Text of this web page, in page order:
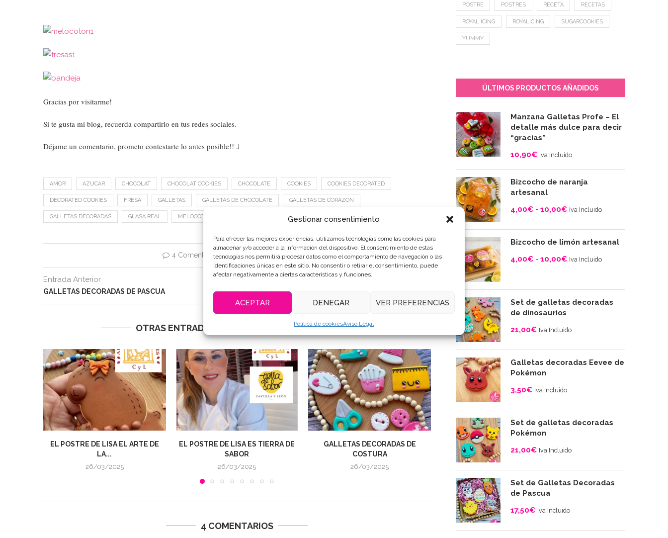
Gestionar consentimiento
Para ofrecer las mejores experiencias, utilizamos tecnologías como las cookies para
almacenar y/o acceder a la información del dispositivo. El consentimiento de estas
tecnologías nos permitirá procesar datos como el comportamiento de navegación o las
identificaciones únicas en este sitio. No consentir o retirar el consentimiento, puede
afectar negativamente a ciertas características y funciones.
ACEPTAR DENEGAR VER PREFERENCIAS
Política de cookiesAviso Legal
Gracias por visitarme!
Si te gusta mi blog, recuerda compartirlo en tus redes sociales.
Déjame un comentario, prometo contestarte lo antes posible!! J
AMOR AZUCAR CHOCOLAT CHOCOLAT COOKIES CHOCOLATE COOKIES COOKIES DECORATED
DECORATED COOKIES FRESA GALLETAS GALLETAS DE CHOCOLATE GALLETAS DE CORAZON
GALLETAS DECORADAS GLASA REAL MELOCOTON YUMMY
4 Comentarios 0
Entrada Anterior
GALLETAS DECORADAS DE PASCUA
Entrada Siguiente
OTRAS ENTRADAS QUE TE PUEDEN INTERESAR
EL POSTRE DE LISA EL ARTE DE
LA...
26/03/2025
EL POSTRE DE LISA ES TIERRA DE
SABOR
26/03/2025
GALLETAS DECORADAS DE
COSTURA
26/03/2025
QUESADA DE LISA: UNA DELICIOSA
RECETA CASERA PARA...
4 COMENTARIOS
POSTRE POSTRES RECETA RECETAS
ROYAL ICING ROYALICING SUGARCOOKIES
YUMMY
ÚLTIMOS PRODUCTOS AÑADIDOS
Manzana Galletas Profe – El
detalle más dulce para decir
“gracias”
10,90€ Iva Incluido
Bizcocho de naranja
artesanal
4,00€ - 10,00€
Rango
precios:
desde
4,00€
hasta
10,00€
Iva Incluido
Bizcocho de limón artesanal
4,00€ - 10,00€
Rango
precios:
desde
4,00€
hasta
Iva Incluido
Set de galletas decoradas
de dinosaurios
21,00€ Iva Incluido
Galletas decoradas Eevee de
Pokémon
3,50€ Iva Incluido
Set de galletas decoradas
Pokémon
21,00€ Iva Incluido
Set de Galletas Decoradas
de Pascua
17,50€ Iva Incluido